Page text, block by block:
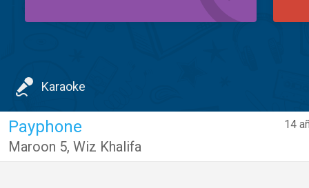
Karaoke
14
Payphone
Maroon 5, Wiz Khalifa